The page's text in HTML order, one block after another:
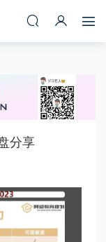
分享